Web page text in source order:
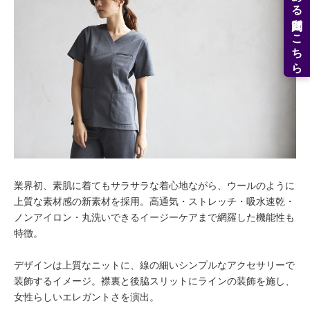
業界初、素肌に着てもサラサラな着心地ながら、ウールのように
上質な素材感の新素材を採用。高通気・ストレッチ・吸水速乾・
ノンアイロン・丸洗いできるイージーケアまで網羅した機能性も
特徴。
デザインは上質なニットに、線の細いシンプルなアクセサリーで
装飾するイメージ。襟裏と後脇スリットにラインの装飾を施し、
女性らしいエレガントさを演出。